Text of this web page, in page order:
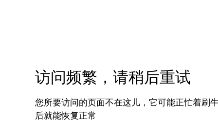
访问频繁，请稍后重试
您所要访问的页面不在这儿，它可能正忙着刷
后就能恢复正常